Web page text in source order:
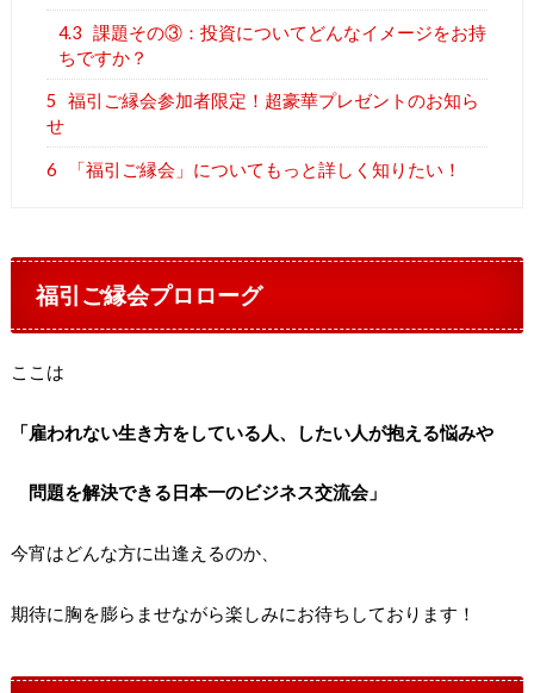
4.3 課題その③：投資についてどんなイメージをお持
ちですか？
5 福引ご縁会参加者限定！超豪華プレゼントのお知ら
せ
6 「福引ご縁会」についてもっと詳しく知りたい！
福引ご縁会プロローグ
ここは
「雇われない生き方をしている人、したい人が抱える悩みや
問題を解決できる日本一のビジネス交流会」
今宵はどんな方に出逢えるのか、
期待に胸を膨らませながら楽しみにお待ちしております！